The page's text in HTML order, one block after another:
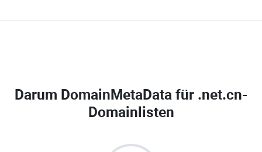
Darum DomainMetaData für .net.cn-
Domainlisten